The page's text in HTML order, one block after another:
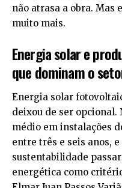
não atrasa a obra. Mas
muito mais.
Energia solar e
que dominam o
Energia solar
deixou de ser opcional.
médio em instalações
entre três e seis anos,
sustentabilidade
energética como